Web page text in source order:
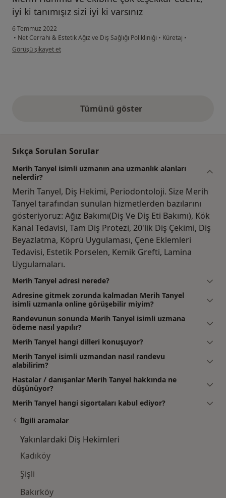
iyi ki tanımışız sizi iyi ki varsınız
6 Temmuz 2022
• Net Cerrahi & Estetik Ağız ve Diş Sağlığı Polikliniği • Küretaj •
kullanıcının görüşüne göre es...a
Görüşü şikayet et
Tümünü gösteryukarıdaki görüşler
Sıkça Sorulan Sorular
Merih Tanyel isimli uzmanın ana uzmanlık alanları
nelerdir?
Merih Tanyel, Diş Hekimi, Periodontoloji. Size Merih
Tanyel tarafından sunulan hizmetlerden bazılarını
gösteriyoruz: Ağız Bakımı(Diş Ve Diş Eti Bakımı), Kök
Kanal Tedavisi, Tam Diş Protezi, 20'lik Diş Çekimi, Diş
Beyazlatma, Köprü Uygulaması, Çene Eklemleri
Tedavisi, Estetik Porselen, Kemik Grefti, Lamina
Uygulamaları.
Merih Tanyel adresi nerede?
Adresine gitmek zorunda kalmadan Merih Tanyel
isimli uzmanla online görüşebilir miyim?
Randevunun sonunda Merih Tanyel isimli uzmana
ödeme nasıl yapılır?
Merih Tanyel hangi dilleri konuşuyor?
Merih Tanyel isimli uzmandan nasıl randevu
alabilirim?
Hastalar / danışanlar Merih Tanyel hakkında ne
düşünüyor?
Merih Tanyel hangi sigortaları kabul ediyor?
İlgili aramalar
Yakınlardaki Diş Hekimleri
Kadıköy
Şişli
Bakırköy